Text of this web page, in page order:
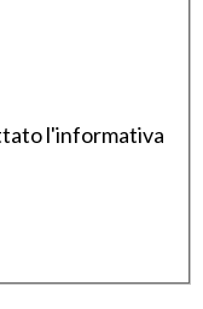
l'informativa